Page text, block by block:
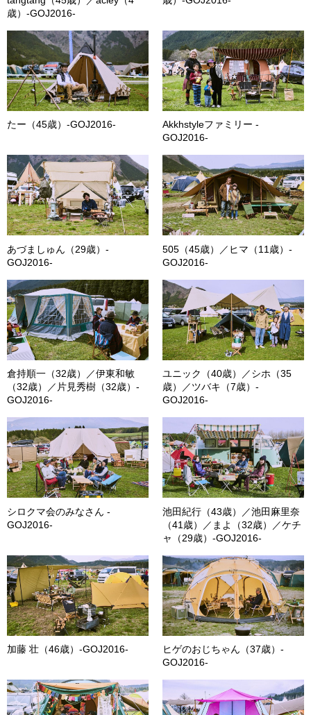
歳）-GOJ2016-
たー（45歳）-GOJ2016-
Akkhstyleファミリー -
GOJ2016-
あづましゅん（29歳）-
GOJ2016-
505（45歳）／ヒマ（11歳）-
GOJ2016-
倉持順一（32歳）／伊東和敏
（32歳）／片見秀樹（32歳）-
GOJ2016-
ユニック（40歳）／シホ（35
歳）／ツバキ（7歳）-
GOJ2016-
シロクマ会のみなさん -
GOJ2016-
池田紀行（43歳）／池田麻里奈
（41歳）／まよ（32歳）／ケチ
ャ（29歳）-GOJ2016-
加藤 壮（46歳）-GOJ2016-
ヒゲのおじちゃん（37歳）-
GOJ2016-